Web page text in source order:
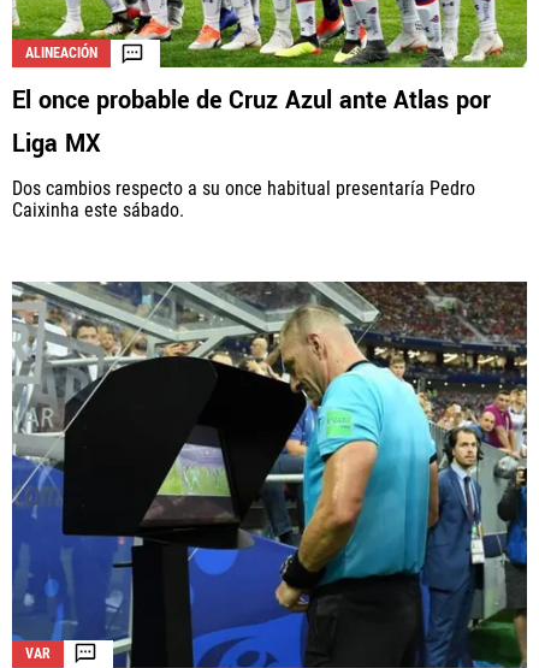
La aceptación de una de las ofertas presentadas en esta página
puede dar lugar a un pago a
cómo y dónde aparecen los operadores de juego en la página y en el
orden en que aparecen, pero no influye en nuestras evaluaciones.
ALINEACIÓN
El once probable de Cruz Azul ante Atlas por
Liga MX
Dos cambios respecto a su once habitual presentaría Pedro
Caixinha este sábado.
VAR